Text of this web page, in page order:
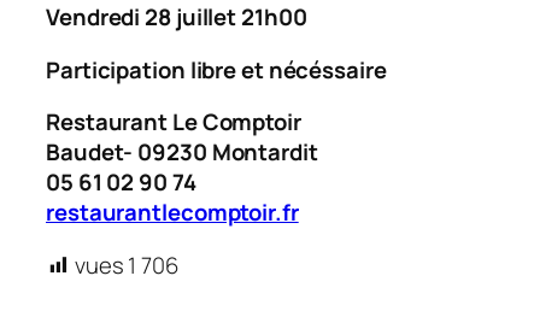
Vendredi 28 juillet 21h00
Participation libre et nécéssaire
Restaurant Le Comptoir
Baudet- 09230 Montardit
05 61 02 90 74
restaurantlecomptoir.fr
vues1 706